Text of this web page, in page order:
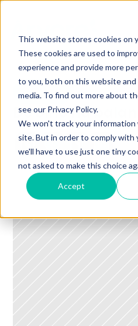
This website stores cookies on
These cookies are used to
experience and provide more
to you, both on this website
media. To find out more about
see our Privacy Policy.
We won't track your information
site. But in order to comply with
we'll have to use just one tiny
not asked to make this choice
Accept
leitura
De olho na